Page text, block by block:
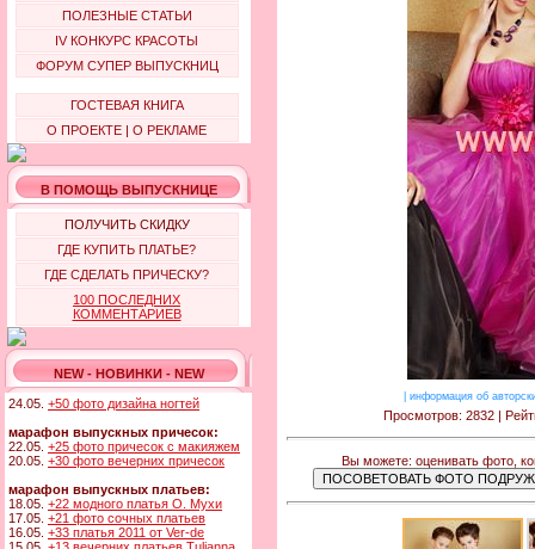
ПОЛЕЗНЫЕ СТАТЬИ
IV КОНКУРС КРАСОТЫ
ФОРУМ СУПЕР ВЫПУСКНИЦ
ГОСТЕВАЯ КНИГА
О ПРОЕКТЕ | О РЕКЛАМЕ
В ПОМОЩЬ ВЫПУСКНИЦЕ
ПОЛУЧИТЬ СКИДКУ
ГДЕ КУПИТЬ ПЛАТЬЕ?
ГДЕ СДЕЛАТЬ ПРИЧЕСКУ?
100 ПОСЛЕДНИХ
КОММЕНТАРИЕВ
NEW - НОВИНКИ - NEW
24.05. +50 фото дизайна ногтей
марафон выпускных причесок:
22.05. +25 фото причесок с макияжем
20.05. +30 фото вечерних причесок
марафон выпускных платьев:
18.05. +22 модного платья О. Мухи
17.05. +21 фото сочных платьев
16.05. +33 платья 2011 от Ver-de
информация об
Просмотров: 2832 |
Вы можете: оценивать фото,